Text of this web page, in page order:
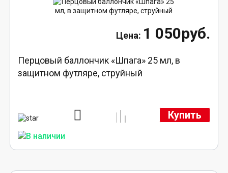
1 050руб.
Перцовый баллончик «Шпага» 25 мл, в
защитном футляре, струйный
Купить